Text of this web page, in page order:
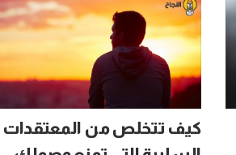
كيف تتخلص من المعتقدات